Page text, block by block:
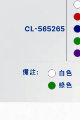
CL-565265
備註: 白色
綠色